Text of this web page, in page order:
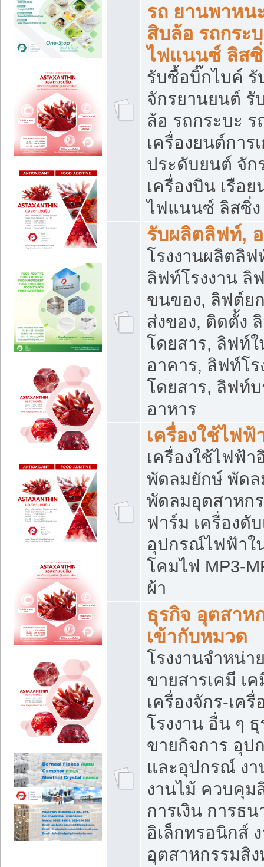
รถ ยานพาหน
สิบล้อ รถกระ
ไฟแนนซ์ ลิส
รับซื้อบิ๊กไบค์
จักรยานยนต์ รั
ล้อ รถกระบะ
เครื่องยนต์การ
ประดับยนต์ จัก
เครื่องบิน เรือ
ไฟแนนซ์ ลิสซิ่ง
รับผลิตลิฟท์,
โรงงานผลิตลิ
ลิฟท์โรงงาน ลิ
ขนของ, ลิฟต์ย
ส่งของ, ติดตั้ง
โดยสาร, ลิฟท์
อาคาร, ลิฟท์โ
โดยสาร, ลิฟท์
อาหาร
เครื่องใช้ไฟฟ้
เครื่องใช้ไฟฟ้า
พัดลมยักษ์ พัด
พัดลมอุตสาหก
ฟาร์ม เครื่องดั
อุปกรณ์ไฟฟ้าใ
โคมไฟ MP3-
ผ้า
ธุรกิจ อุตสาห
เข้ากับหมวด
โรงงานจำหน่
ขายสารเคมี เ
เครื่องจักร-เค
โรงงาน อื่น ๆ
ขายกิจการ อุป
และอุปกรณ์ ง
งานไม้ ควบคุม
การเงิน การธ
อิเล็กทรอนิกส์
อุตสาหกรรมสิ